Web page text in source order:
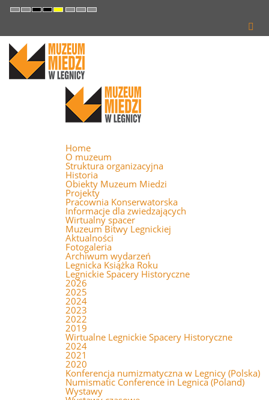
Default
Night
High
White
mode
High
Yellow
mode
High
Black
mode
SetSetSet
Home
O muzeum
Struktura organizacyjna
Historia
Obiekty Muzeum Miedzi
Projekty
Pracownia Konserwatorska
Informacje dla zwiedzających
Wirtualny spacer
Muzeum Bitwy Legnickiej
Aktualności
Fotogaleria
Archiwum wydarzeń
Legnicka Książka Roku
Legnickie Spacery Historyczne
2026
2025
2024
2023
2022
2019
Wirtualne Legnickie Spacery Historyczne
2024
2021
2020
Konferencja numizmatyczna w Legnicy (Polska)
Numismatic Conference in Legnica (Poland)
Wystawy